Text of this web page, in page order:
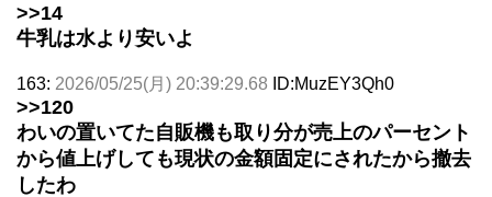
>>14
牛乳は水より安いよ
163: 2026/05/25(月) 20:39:29.68 ID:MuzEY3Qh0
>>120
わいの置いてた自販機も取り分が売上のパーセント
から値上げしても現状の金額固定にされたから撤去
したわ